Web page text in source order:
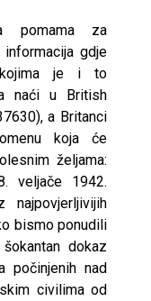
pomama za
gdje
kojima je i to
naći u British
a Britanci
koja će
željama:
veljače 1942.
bismo ponudili
dokaz
počinjenih nad
civilima od